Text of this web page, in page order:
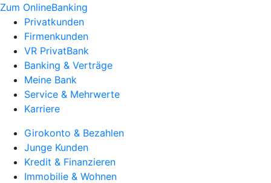
Zum OnlineBanking
Privatkunden
Firmenkunden
VR PrivatBank
Banking & Verträge
Meine Bank
Service & Mehrwerte
Karriere
Girokonto & Bezahlen
Junge Kunden
Kredit & Finanzieren
Immobilie & Wohnen